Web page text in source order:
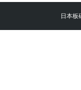
日本板